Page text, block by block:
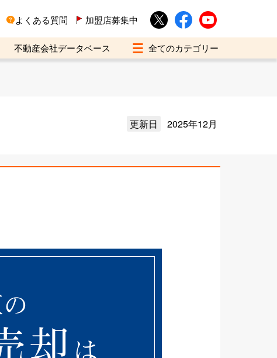
よくある質問 加盟店募集中
不動産会社データベース
更新日 2025年12月